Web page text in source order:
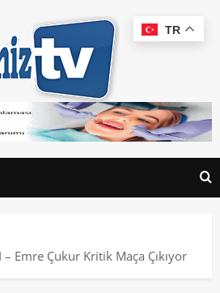
– Emre Çukur Kritik Maça Çıkıyor
TR